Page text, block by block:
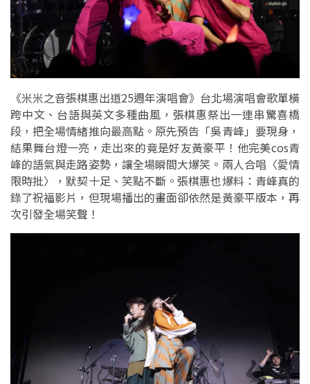
《米米之音張棋惠出道25週年演唱會》台北場演唱會歌單橫
跨中文、台語與英文多種曲風，張棋惠祭出一連串驚喜橋
段，把全場情緒推向最高點。原先預告「吳青峰」要現身，
結果舞台燈一亮，走出來的竟是好友黃豪平！他完美cos青
峰的語氣與走路姿勢，讓全場瞬間大爆笑。兩人合唱〈愛情
限時批〉，默契十足、笑點不斷。張棋惠也爆料：青峰真的
錄了祝福影片，但現場播出的畫面卻依然是黃豪平版本，再
次引發全場笑聲！